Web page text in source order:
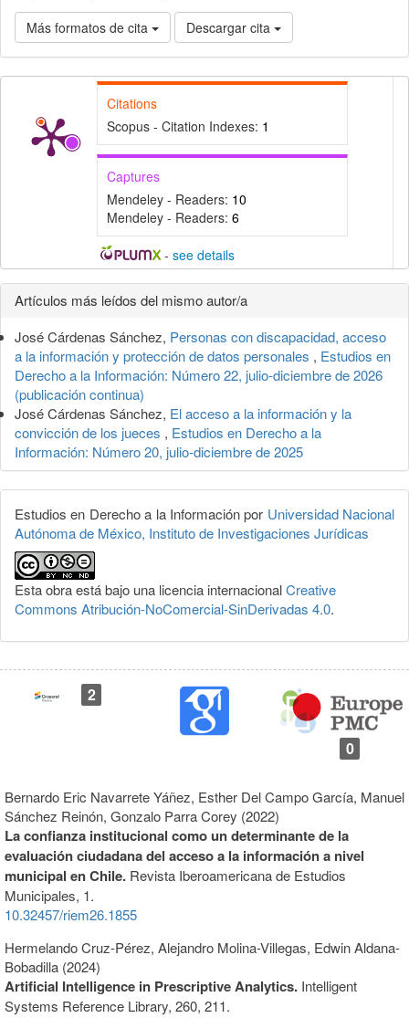
Más formatos de cita Descargar cita
Citations
Scopus - Citation Indexes: 1
Captures
Mendeley - Readers: 10
Mendeley - Readers: 6
- see details
Detalles
del
artículo
Artículos más leídos del mismo autor/a
José Cárdenas Sánchez, Personas con discapacidad, acceso
a la información y protección de datos personales , Estudios en
Derecho a la Información: Número 22, julio-diciembre de 2026
(publicación continua)
José Cárdenas Sánchez, El acceso a la información y la
convicción de los jueces , Estudios en Derecho a la
Información: Número 20, julio-diciembre de 2025
Estudios en Derecho a la Información por Universidad Nacional
Autónoma de México, Instituto de Investigaciones Jurídicas
Esta obra está bajo una licencia internacionalCreative
Commons Atribución-NoComercial-SinDerivadas 4.0.
2
0
Bernardo Eric Navarrete Yáñez, Esther Del Campo García, Manuel
Sánchez Reinón, Gonzalo Parra Corey (2022)
La confianza institucional como un determinante de la
evaluación ciudadana del acceso a la información a nivel
municipal en Chile. Revista Iberoamericana de Estudios
Municipales, 1.
10.32457/riem26.1855
Hermelando Cruz-Pérez, Alejandro Molina-Villegas, Edwin Aldana-
Bobadilla (2024)
Artificial Intelligence in Prescriptive Analytics. Intelligent
Systems Reference Library, 260, 211.